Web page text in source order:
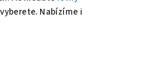
Nabízíme i